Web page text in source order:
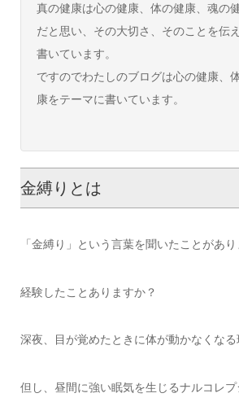
真の健康は心の健康、体の健康、魂の
だと思い、その大切さ、そのことを伝
書いています。
ですのでわたしのブログは心の健康、
康をテーマに書いています。
金縛りとは
「金縛り」という言葉を聞いたことがあり
経験したことありますか？
深夜、目が覚めたときに体が動かなくなる
但し、昼間に強い眠気を生じるナルコレ